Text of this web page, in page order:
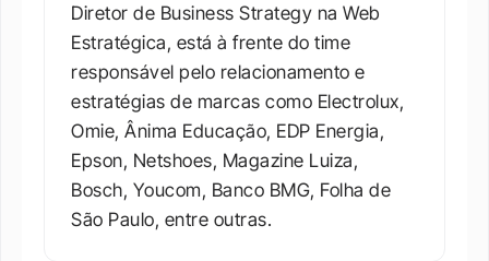
Diretor de Business Strategy na Web
Estratégica, está à frente do time
responsável pelo relacionamento e
estratégias de marcas como Electrolux,
Omie, Ânima Educação, EDP Energia,
Epson, Netshoes, Magazine Luiza,
Bosch, Youcom, Banco BMG, Folha de